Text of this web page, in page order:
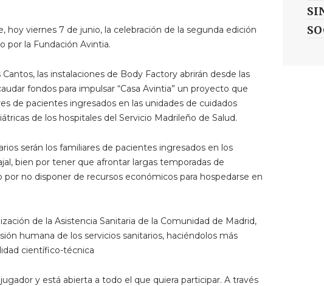
viernes 7 de junio, la celebración de la segunda edición
por la Fundación Avintia.
las instalaciones de Body Factory abrirán desde las
fondos para impulsar “Casa Avintia” un proyecto que
de pacientes ingresados en las unidades de cuidados
de los hospitales del Servicio Madrileño de Salud.
serán los familiares de pacientes ingresados en los
bien por tener que afrontar largas temporadas de
no disponer de recursos económicos para hospedarse en
de la Asistencia Sanitaria de la Comunidad de Madrid,
humana de los servicios sanitarios, haciéndolos más
científico-técnica
y está abierta a todo el que quiera participar. A través